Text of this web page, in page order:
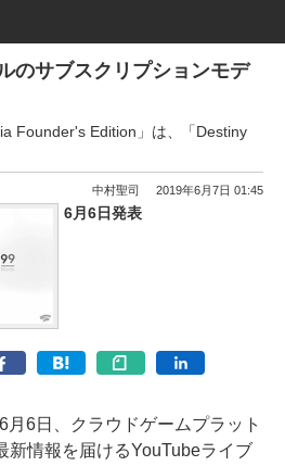
のサブスクリプションモデ
Founder's Edition」は、「Destiny
中村聖司 2019年6月7日 01:45
6月6日発表
6日、クラウドゲームプラット
新情報を届けるYouTubeライブ